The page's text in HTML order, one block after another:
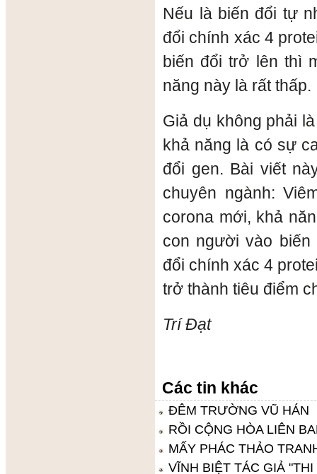
Nếu là biến đổi tự
đổi chính xác 4
biến đổi trở lên thì
năng này là rất thấp.
Giả dụ không phải
khả năng là có sự
đổi gen. Bài viết
chuyên ngành:
corona mới, khả
con người vào
đổi chính xác 4
trở thành tiêu điểm
Trí Đạt
Các tin khác
ĐÊM TRƯỜNG VŨ HÁN
RỒI CỘNG HÒA LIÊN
MẤY PHÁC THẢO
VĨNH BIỆT TÁC GIẢ "THI